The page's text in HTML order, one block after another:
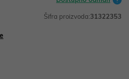
Šifra proizvoda:31322353